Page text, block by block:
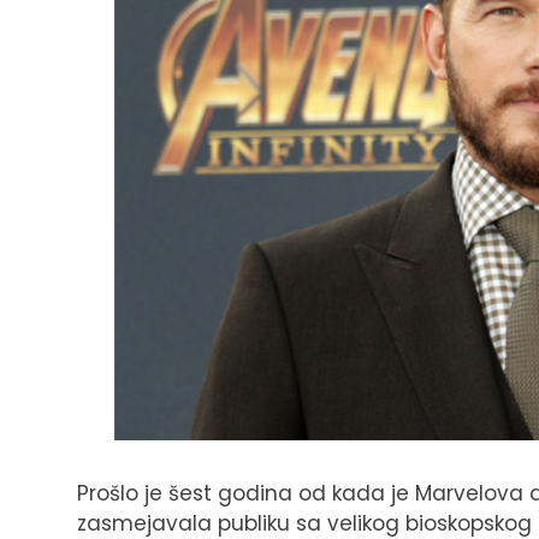
Prošlo je šest godina od kada je Marvelova
zasmejavala publiku sa velikog